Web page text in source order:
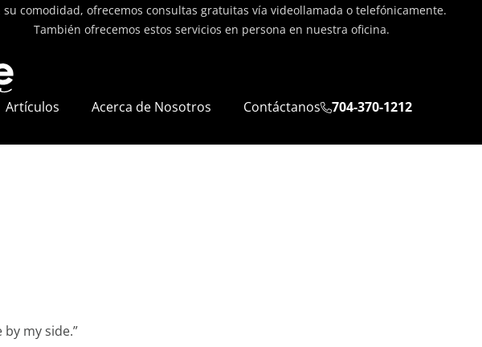
su comodidad, ofrecemos consultas gratuitas vía videollamada o telefónicamente.
También ofrecemos estos servicios en persona en nuestra oficina.
Artículos Acerca de Nosotros Contáctanos 704-370-1212
my side.”